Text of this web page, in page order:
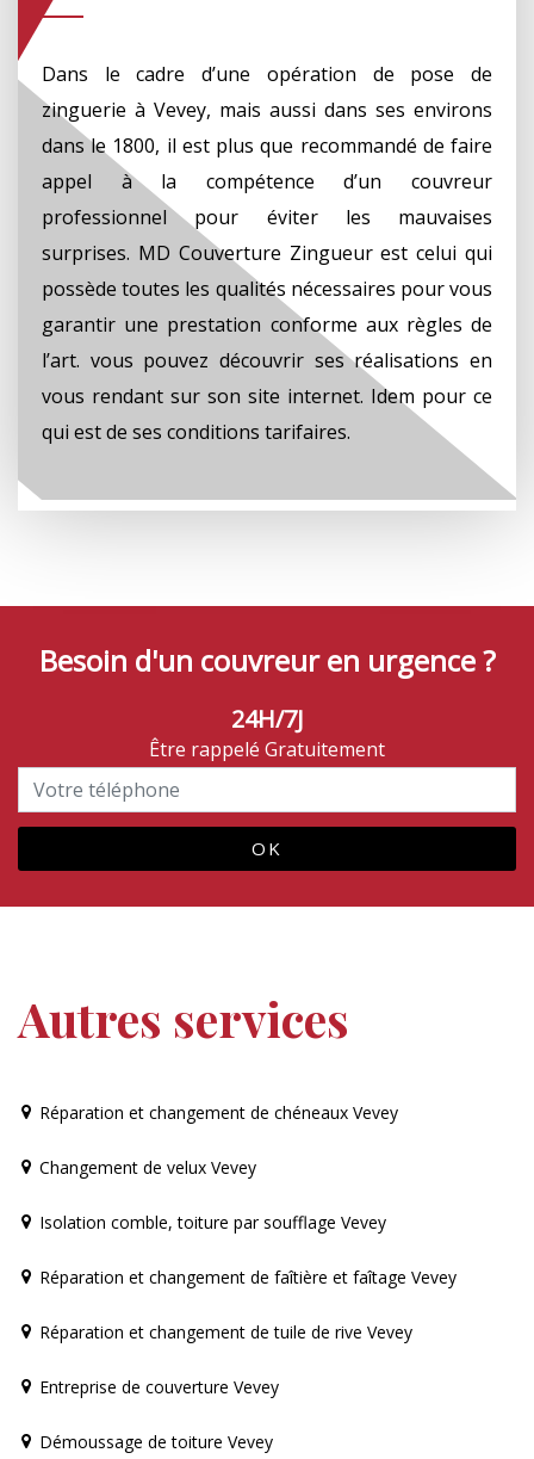
Dans le cadre d’une opération de pose de
zinguerie à Vevey, mais aussi dans ses environs
dans le 1800, il est plus que recommandé de faire
appel à la compétence d’un couvreur
professionnel pour éviter les mauvaises
surprises. MD Couverture Zingueur est celui qui
possède toutes les qualités nécessaires pour vous
garantir une prestation conforme aux règles de
l’art. vous pouvez découvrir ses réalisations en
vous rendant sur son site internet. Idem pour ce
qui est de ses conditions tarifaires.
Besoin d'un couvreur en urgence ?
24H/7J
Être rappelé Gratuitement
Autres services
Réparation et changement de chéneaux Vevey
Changement de velux Vevey
Isolation comble, toiture par soufflage Vevey
Réparation et changement de faîtière et faîtage Vevey
Réparation et changement de tuile de rive Vevey
Entreprise de couverture Vevey
Démoussage de toiture Vevey